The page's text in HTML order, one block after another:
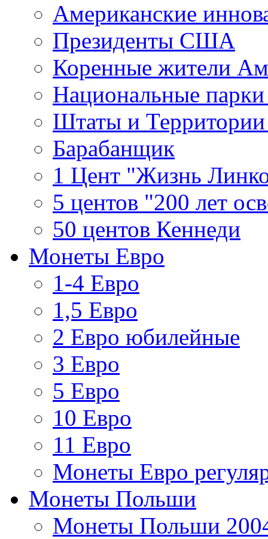
Американские
Президенты США
Коренные жители
Национальные
Штаты и
Барабанщик
1 Цент "Жизнь
5 центов "200 лет
50 центов Кеннеди
Монеты Евро
1-4 Евро
1,5 Евро
2 Евро юбилейные
3 Евро
5 Евро
10 Евро
11 Евро
Монеты Евро
Монеты Польши
Монеты Польши